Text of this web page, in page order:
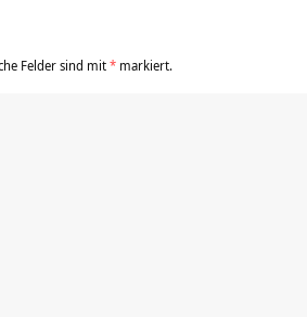
Felder sind mit* markiert.